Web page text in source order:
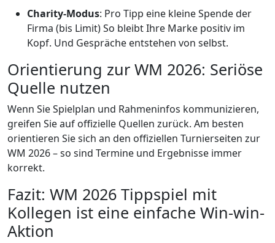
Charity-Modus: Pro Tipp eine kleine Spende der
Firma (bis Limit) So bleibt Ihre Marke positiv im
Kopf. Und Gespräche entstehen von selbst.
Orientierung zur WM 2026: Seriöse
Quelle nutzen
Wenn Sie Spielplan und Rahmeninfos kommunizieren,
greifen Sie auf offizielle Quellen zurück. Am besten
orientieren Sie sich an den offiziellen Turnierseiten zur
WM 2026 – so sind Termine und Ergebnisse immer
korrekt.
Fazit: WM 2026 Tippspiel mit
Kollegen ist eine einfache Win-win-
Aktion